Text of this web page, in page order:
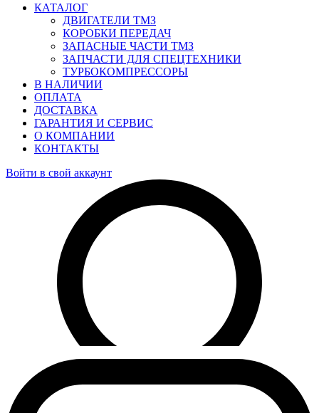
КАТАЛОГ
ДВИГАТЕЛИ ТМЗ
КОРОБКИ ПЕРЕДАЧ
ЗАПАСНЫЕ ЧАСТИ ТМЗ
ЗАПЧАСТИ ДЛЯ СПЕЦТЕХНИКИ
ТУРБОКОМПРЕССОРЫ
В НАЛИЧИИ
ОПЛАТА
ДОСТАВКА
ГАРАНТИЯ И СЕРВИС
О КОМПАНИИ
КОНТАКТЫ
Войти в свой аккаунт